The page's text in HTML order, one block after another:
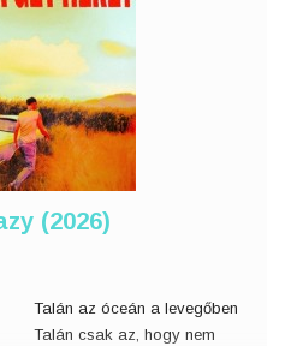
(2026)
Talán az óceán a levegőben
Talán csak az, hogy nem